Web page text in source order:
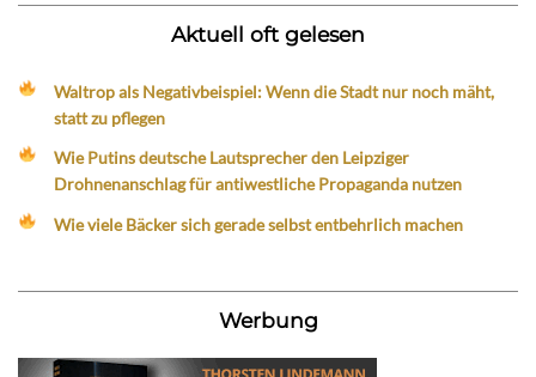
Aktuell oft gelesen
Waltrop als Negativbeispiel: Wenn die Stadt nur noch mäht,
statt zu pflegen
Wie Putins deutsche Lautsprecher den Leipziger
Drohnenanschlag für antiwestliche Propaganda nutzen
Wie viele Bäcker sich gerade selbst entbehrlich machen
Werbung